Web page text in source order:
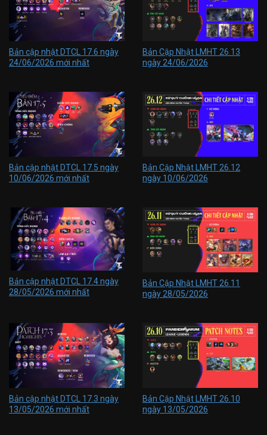
Bản cập nhật DTCL 17.6 ngày
24/06/2026 mới nhất
Bản Cập Nhật LMHT 26.13
ngày 24/06/2026
Bản cập nhật DTCL 17.5 ngày
10/06/2026 mới nhất
Bản Cập Nhật LMHT 26.12
ngày 10/06/2026
Bản cập nhật DTCL 17.4 ngày
28/05/2026 mới nhất
Bản Cập Nhật LMHT 26.11
ngày 28/05/2026
Bản cập nhật DTCL 17.3 ngày
13/05/2026 mới nhất
Bản Cập Nhật LMHT 26.10
ngày 13/05/2026